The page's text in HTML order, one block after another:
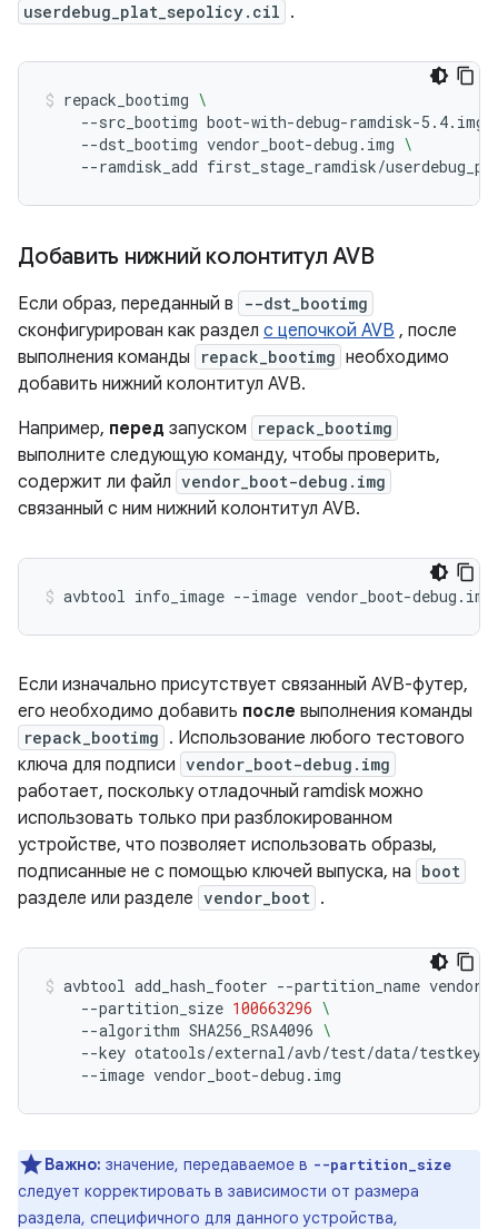
userdebug_plat_sepolicy.cil .
repack_bootimg \
--src_bootimg boot-with-debug-ramdisk-5.4.img
--dst_bootimg vendor_boot-debug.img \
--ramdisk_add first_stage_ramdisk/
Добавить нижний колонтитул AVB
Если образ, переданный в --dst_bootimg
сконфигурирован как раздел с цепочкой AVB , после
выполнения команды
repack_bootimg необходимо
добавить нижний колонтитул AVB.
Например, перед запуском repack_bootimg
выполните следующую команду, чтобы проверить,
содержит ли файл vendor_boot-debug.img
связанный с ним нижний колонтитул AVB.
avbtool info_image --image vendor_boot-debug.img
Если изначально присутствует связанный AVB-футер,
его необходимо добавить после выполнения команды
repack_bootimg . Использование любого тестового
ключа для подписи vendor_boot-debug.img
работает, поскольку отладочный ramdisk можно
использовать только при разблокированном
устройстве, что позволяет использовать образы,
подписанные не с помощью ключей выпуска, на boot
разделе или разделе vendor_boot .
avbtool add_hash_footer --partition_name
--partition_size 100663296 \
--algorithm SHA256_RSA4096 \
--key otatools/external/avb/test/data/
--image vendor_boot-debug.img
Важно: значение, передаваемое в --partition_size
следует корректировать в зависимости от размера
раздела, специфичного для данного устройства,